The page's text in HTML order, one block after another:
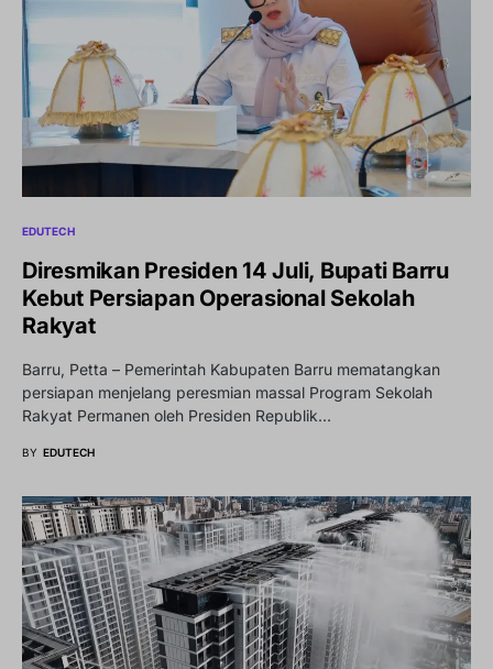
EDUTECH
Diresmikan Presiden 14 Juli, Bupati Barru
Kebut Persiapan Operasional Sekolah
Rakyat
Barru, Petta – Pemerintah Kabupaten Barru mematangkan
persiapan menjelang peresmian massal Program Sekolah
Rakyat Permanen oleh Presiden Republik…
BY EDUTECH